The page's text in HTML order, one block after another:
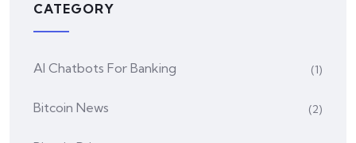
CATEGORY
AI Chatbots For Banking (1)
Bitcoin News (2)